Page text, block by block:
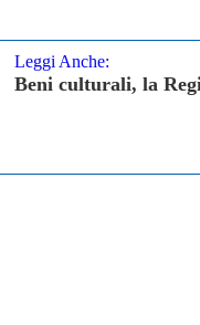
Leggi Anche:
Beni culturali, la